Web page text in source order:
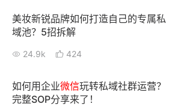
美妆新锐品牌如何打造自己的专属私
域池？5招拆解
24.9k 424
如何用企业微信玩转私域社群运营？
完整SOP分享来了！